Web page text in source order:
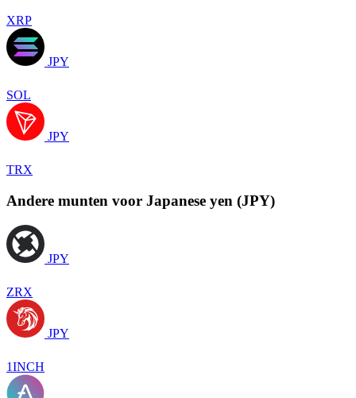
XRP
JPY
SOL
JPY
TRX
Andere munten voor Japanese yen (JPY)
JPY
ZRX
JPY
1INCH